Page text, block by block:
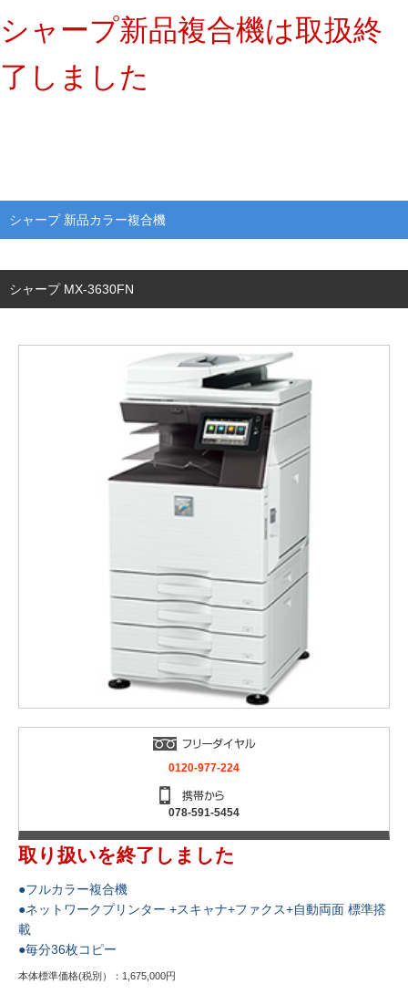
シャープ新品複合機は取扱終
了しました
シャープ 新品カラー複合機
シャープ MX-3630FN
0120-977-224
078-591-5454
取り扱いを終了しました
●フルカラー複合機
●ネットワークプリンター +スキャナ+ファクス+自動両面 標準搭
載
●毎分36枚コピー
本体標準価格(税別）：1,675,000円